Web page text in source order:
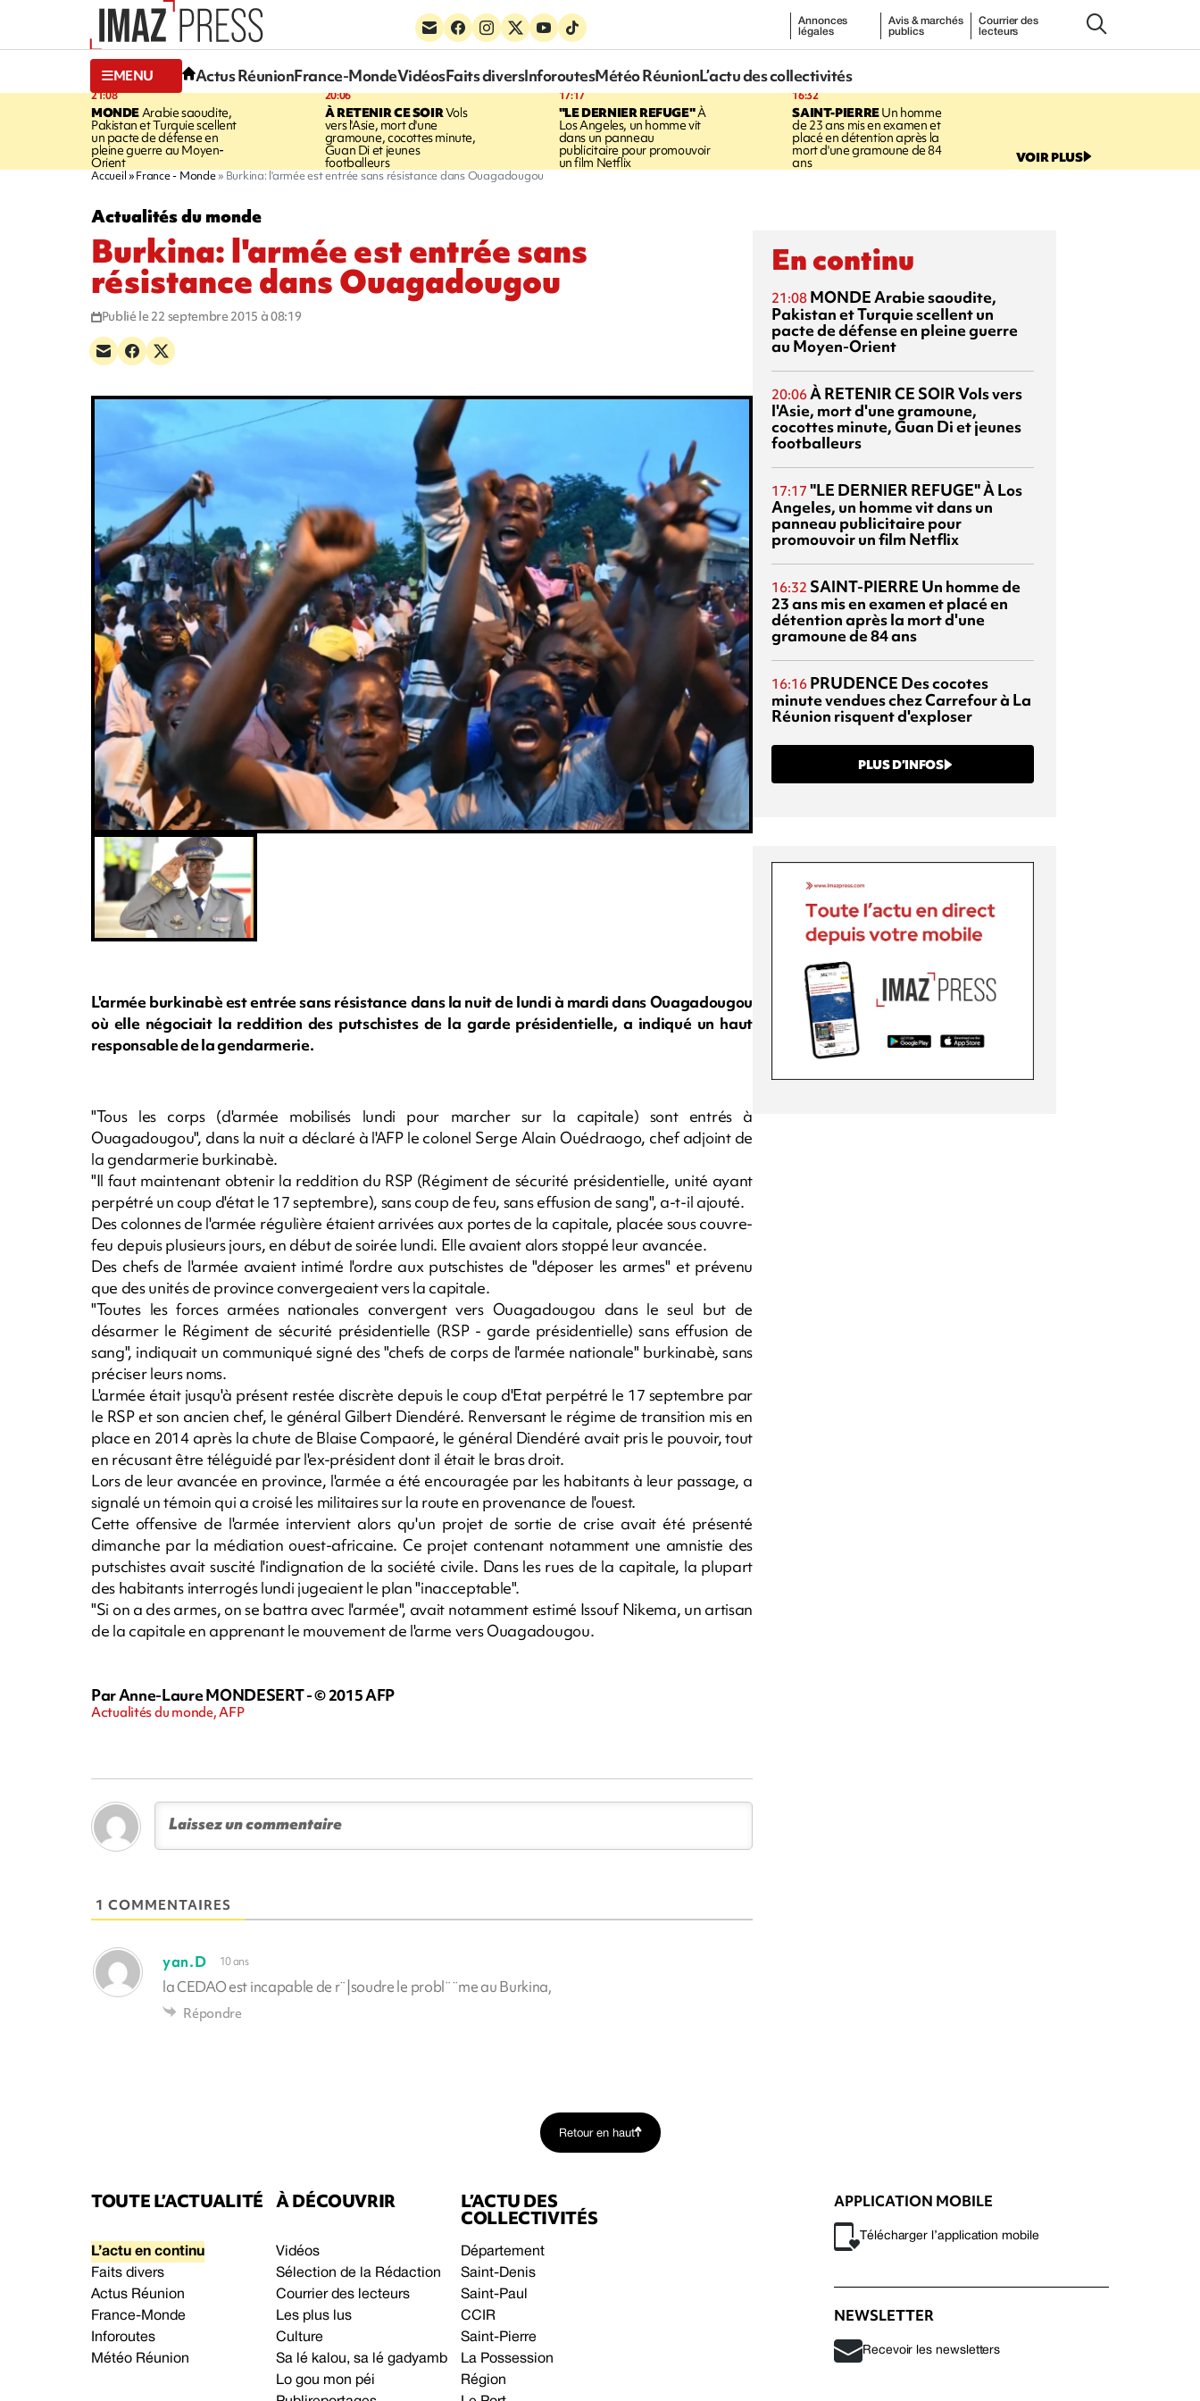
Annonces
légales
Avis & marchés
publics
Courrier des
lecteurs
MENU Actus RéunionFrance-MondeVidéosFaits diversInforoutesMétéo RéunionL’actu des collectivités
21:08
MONDE Arabie saoudite,
Pakistan et Turquie scellent
un pacte de défense en
pleine guerre au Moyen-
Orient
20:06
À RETENIR CE SOIRVols
vers l'Asie, mort d'une
gramoune, cocottes minute,
Guan Di et jeunes
footballeurs
17:17
"LE DERNIER REFUGE"À
Los Angeles, un homme vit
dans un panneau
publicitaire pour promouvoir
un film Netflix
16:32
SAINT-PIERREUn homme
de 23 ans mis en examen et
placé en détention après la
mort d'une gramoune de 84
ans VOIR PLUS
Accueil France - Monde Burkina: l'armée est entrée sans résistance dans Ouagadougou
Actualités du monde
Burkina: l'armée est entrée sans
résistance dans Ouagadougou
Publié le 22 septembre 2015 à 08:19
L'armée burkinabè est entrée sans résistance dans la nuit de lundi à mardi dans Ouagadougou
où elle négociait la reddition des putschistes de la garde présidentielle, a indiqué un haut
responsable de la gendarmerie.
"Tous les corps (d'armée mobilisés lundi pour marcher sur la capitale) sont entrés à
Ouagadougou", dans la nuit a déclaré à l'AFP le colonel Serge Alain Ouédraogo, chef adjoint de
la gendarmerie burkinabè.
"Il faut maintenant obtenir la reddition du RSP (Régiment de sécurité présidentielle, unité ayant
perpétré un coup d'état le 17 septembre), sans coup de feu, sans effusion de sang", a-t-il ajouté.
Des colonnes de l'armée régulière étaient arrivées aux portes de la capitale, placée sous couvre-
feu depuis plusieurs jours, en début de soirée lundi. Elle avaient alors stoppé leur avancée.
Des chefs de l'armée avaient intimé l'ordre aux putschistes de "déposer les armes" et prévenu
que des unités de province convergeaient vers la capitale.
"Toutes les forces armées nationales convergent vers Ouagadougou dans le seul but de
désarmer le Régiment de sécurité présidentielle (RSP - garde présidentielle) sans effusion de
sang", indiquait un communiqué signé des "chefs de corps de l'armée nationale" burkinabè, sans
préciser leurs noms.
L'armée était jusqu'à présent restée discrète depuis le coup d'Etat perpétré le 17 septembre par
le RSP et son ancien chef, le général Gilbert Diendéré. Renversant le régime de transition mis en
place en 2014 après la chute de Blaise Compaoré, le général Diendéré avait pris le pouvoir, tout
en récusant être téléguidé par l'ex-président dont il était le bras droit.
Lors de leur avancée en province, l'armée a été encouragée par les habitants à leur passage, a
signalé un témoin qui a croisé les militaires sur la route en provenance de l'ouest.
Cette offensive de l'armée intervient alors qu'un projet de sortie de crise avait été présenté
dimanche par la médiation ouest-africaine. Ce projet contenant notamment une amnistie des
putschistes avait suscité l'indignation de la société civile. Dans les rues de la capitale, la plupart
des habitants interrogés lundi jugeaient le plan "inacceptable".
"Si on a des armes, on se battra avec l'armée", avait notamment estimé Issouf Nikema, un artisan
de la capitale en apprenant le mouvement de l'arme vers Ouagadougou.
Par Anne-Laure MONDESERT - © 2015 AFP
Actualités du monde, AFP
1 COMMENTAIRES
yan.D 10 ans
la CEDAO est incapable de r¨|soudre le probl¨¨me au Burkina,
Répondre
En continu
21:08 MONDEArabie saoudite,
Pakistan et Turquie scellent un
pacte de défense en pleine guerre
au Moyen-Orient
20:06À RETENIR CE SOIRVols vers
l'Asie, mort d'une gramoune,
cocottes minute, Guan Di et jeunes
footballeurs
17:17 "LE DERNIER REFUGE"À Los
Angeles, un homme vit dans un
panneau publicitaire pour
promouvoir un film Netflix
16:32 SAINT-PIERRE Un homme de
23 ans mis en examen et placé en
détention après la mort d'une
gramoune de 84 ans
16:16 PRUDENCE Des cocotes
minute vendues chez Carrefour à La
Réunion risquent d'exploser
PLUS D’INFOS
Retour en haut
TOUTE L’ACTUALITÉ
L’actu en continu
Faits divers
Actus Réunion
France-Monde
Inforoutes
Météo Réunion
À DÉCOUVRIR
Vidéos
Sélection de la Rédaction
Courrier des lecteurs
Les plus lus
Culture
Sa lé kalou, sa lé gadyamb
Lo gou mon péi
L’ACTU DES
COLLECTIVITÉS
Département
Saint-Denis
Saint-Paul
CCIR
Saint-Pierre
La Possession
Région
APPLICATION MOBILE
Télécharger l’application mobile
NEWSLETTER
Recevoir les newsletters